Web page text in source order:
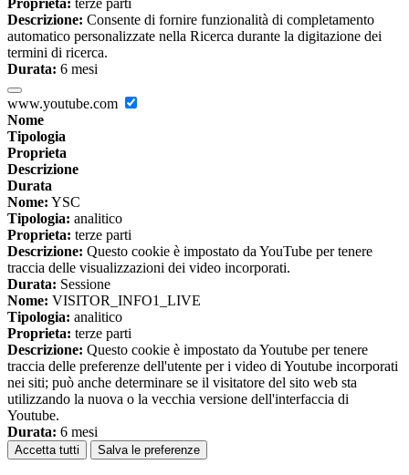
Proprieta: terze parti
Descrizione: Consente di fornire funzionalità di completamento
automatico personalizzate nella Ricerca durante la digitazione dei
termini di ricerca.
Durata: 6 mesi
www.youtube.com
Nome
Tipologia
Proprieta
Descrizione
Durata
Nome: YSC
Tipologia: analitico
Proprieta: terze parti
Descrizione: Questo cookie è impostato da YouTube per tenere
traccia delle visualizzazioni dei video incorporati.
Durata: Sessione
Nome: VISITOR_INFO1_LIVE
Tipologia: analitico
Proprieta: terze parti
Descrizione: Questo cookie è impostato da Youtube per tenere
traccia delle preferenze dell'utente per i video di Youtube incorporati
nei siti; può anche determinare se il visitatore del sito web sta
utilizzando la nuova o la vecchia versione dell'interfaccia di
Youtube.
Durata: 6 mesi
Accetta tutti Salva le preferenze